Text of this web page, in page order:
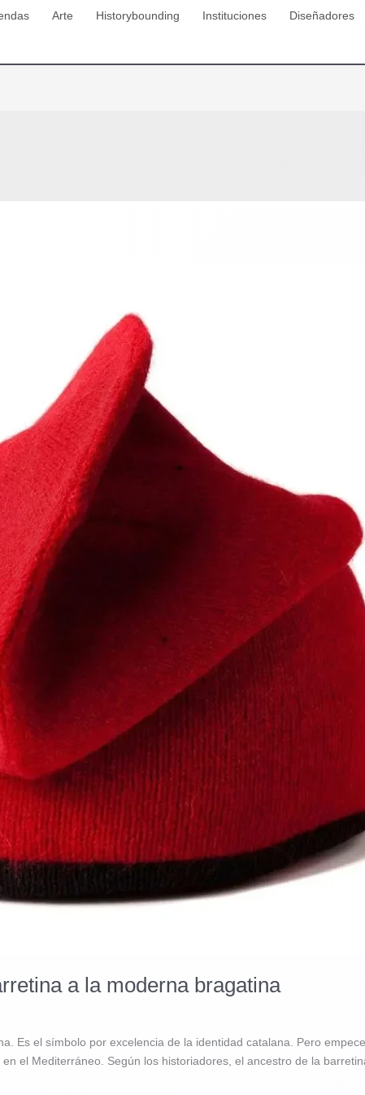
Arte Historybounding Instituciones Diseñadores
a la moderna bragatina
Es el símbolo por excelencia de la identidad catalana. Pero
el Mediterráneo. Según los historiadores, el ancestro de la